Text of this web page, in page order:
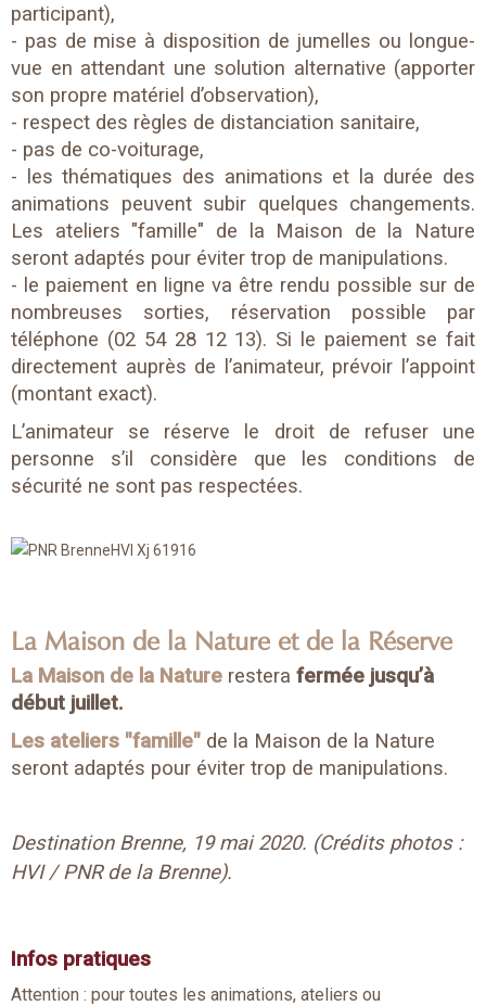
participant),
- pas de mise à disposition de jumelles ou longue-
vue en attendant une solution alternative (apporter
son propre matériel d’observation),
- respect des règles de distanciation sanitaire,
- pas de co-voiturage,
- les thématiques des animations et la durée des
animations peuvent subir quelques changements.
Les ateliers "famille" de la Maison de la Nature
seront adaptés pour éviter trop de manipulations.
- le paiement en ligne va être rendu possible sur de
nombreuses sorties, réservation possible par
téléphone (02 54 28 12 13). Si le paiement se fait
directement auprès de l’animateur, prévoir l’appoint
(montant exact).
L’animateur se réserve le droit de refuser une
personne s’il considère que les conditions de
sécurité ne sont pas respectées.
La Maison de la Nature et de la Réserve
La Maison de la Nature restera fermée jusqu’à
début juillet.
Les ateliers "famille" de la Maison de la Nature
seront adaptés pour éviter trop de manipulations.
Destination Brenne, 19 mai 2020. (Crédits photos :
HVI / PNR de la Brenne).
Infos pratiques
Attention : pour toutes les animations, ateliers ou